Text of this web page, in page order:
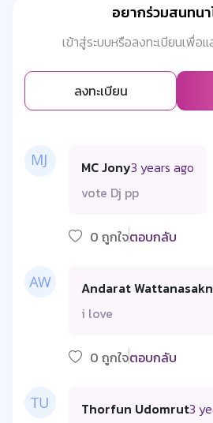
อยากร่วมสนทน
เข้าสู่ระบบหรือลงทะเบียนเพื่อ
ลงทะเบียน
MC Jony3 years ago
vote Dj pp
0 ถูกใจตอบกลับ
Andarat
i love
0 ถูกใจตอบกลับ
Thorfun Udomrut3